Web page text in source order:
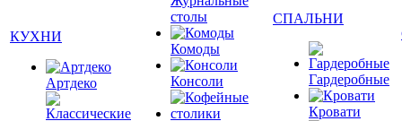
КУХНИ
Артдеко
столы
Комоды
Консоли
СПАЛЬНИ
Гардеробные
Кровати